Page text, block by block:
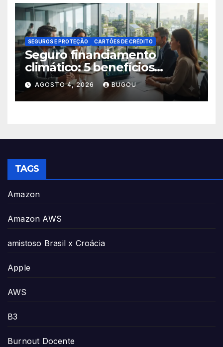
SEGUROS E PROTEÇÃO CARTÕES DE CRÉDITO
Seguro financiamento
climático: 5 benefícios
essenciais
AGOSTO 4, 2026 BUGOU
TAGS
Amazon
Amazon AWS
amistoso Brasil x Croácia
Apple
AWS
B3
Burnout Docente